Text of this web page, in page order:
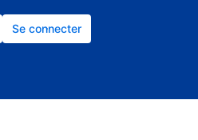
Se connecter